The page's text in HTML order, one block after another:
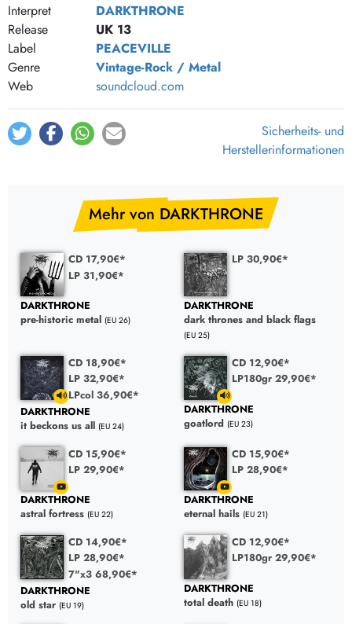
Interpret
DARKTHRONE
Release
UK 13
Label
PEACEVILLE
Genre
Vintage-Rock / Metal
Web
soundcloud.com
Sicherheits- und
Herstellerinformationen
Mehr von DARKTHRONE
CD 17,90€*
LP 31,90€*
DARKTHRONE
pre-historic metal (EU 26)
LP 30,90€*
DARKTHRONE
dark thrones and black flags
(EU 25)
CD 18,90€*
LP 32,90€*
LPcol 36,90€*
DARKTHRONE
it beckons us all (EU 24)
CD 12,90€*
LP180gr 29,90€*
DARKTHRONE
goatlord (EU 23)
CD 15,90€*
LP 29,90€*
DARKTHRONE
astral fortress (EU 22)
CD 15,90€*
LP 28,90€*
DARKTHRONE
eternal hails (EU 21)
CD 14,90€*
LP 28,90€*
7"x3 68,90€*
DARKTHRONE
old star (EU 19)
CD 12,90€*
LP180gr 29,90€*
DARKTHRONE
total death (EU 18)